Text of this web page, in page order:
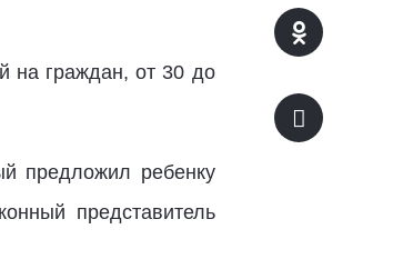
на граждан, от 30 до
предложил ребенку
представитель